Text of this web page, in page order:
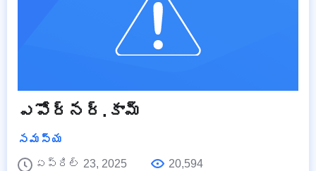
ఎపోర్నర్.కామ్
సమస్య
ఏప్రిల్ 23, 2025
20,594